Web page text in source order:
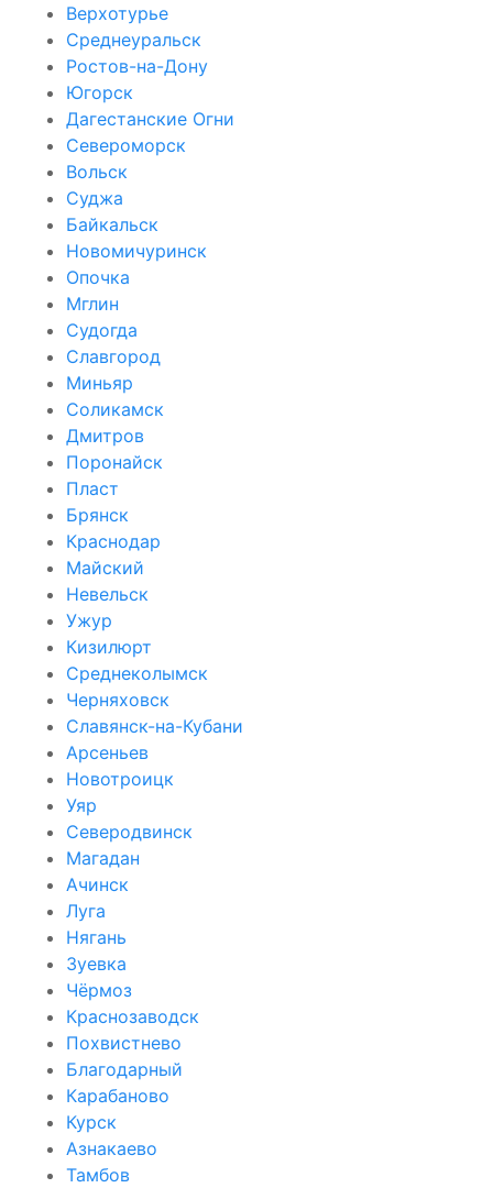
Верхотурье
Среднеуральск
Ростов-на-Дону
Югорск
Дагестанские Огни
Североморск
Вольск
Суджа
Байкальск
Новомичуринск
Опочка
Мглин
Судогда
Славгород
Миньяр
Соликамск
Дмитров
Поронайск
Пласт
Брянск
Краснодар
Майский
Невельск
Ужур
Кизилюрт
Среднеколымск
Черняховск
Славянск-на-Кубани
Арсеньев
Новотроицк
Уяр
Северодвинск
Магадан
Ачинск
Луга
Нягань
Зуевка
Чёрмоз
Краснозаводск
Похвистнево
Благодарный
Карабаново
Курск
Азнакаево
Тамбов